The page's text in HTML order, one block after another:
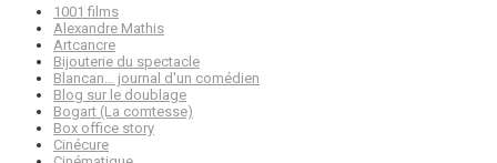
1001 films
Alexandre Mathis
Artcancre
Bijouterie du spectacle
Blancan… journal d'un comédien
Blog sur le doublage
Bogart (La comtesse)
Box office story
Cinécure